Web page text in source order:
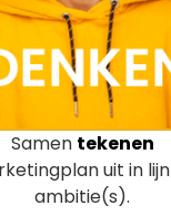
Samen tekenen
uit in
ambitie(s).